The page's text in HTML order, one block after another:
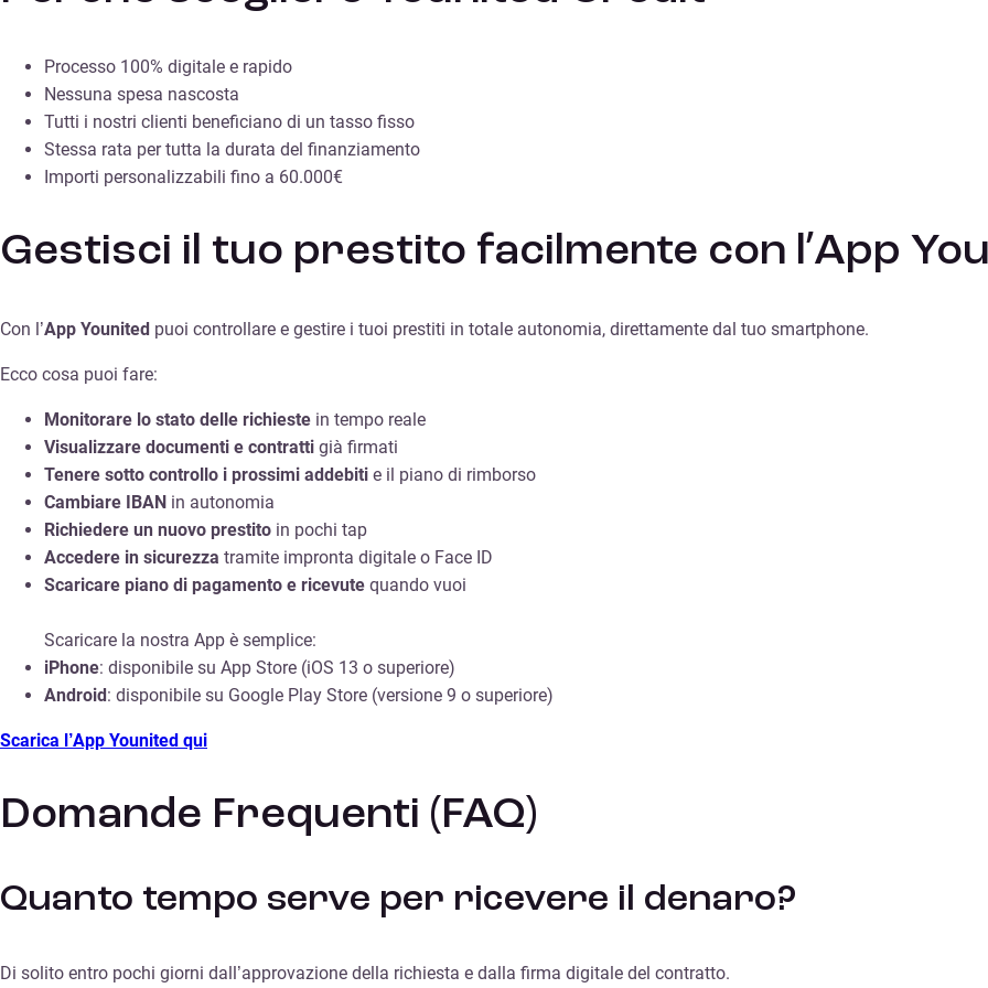
Processo 100% digitale e rapido
Nessuna spesa nascosta
Tutti i nostri clienti beneficiano di un tasso fisso
Stessa rata per tutta la durata del finanziamento
Importi personalizzabili fino a 60.000€
Gestisci il tuo prestito facilmente con l’App
Con l’App Younited puoi controllare e gestire i tuoi prestiti in totale autonomia, direttamente dal tuo smartphone.
Ecco cosa puoi fare:
Monitorare lo stato delle richieste in tempo reale
Visualizzare documenti e contratti già firmati
Tenere sotto controllo i prossimi addebiti e il piano di rimborso
Cambiare IBAN in autonomia
Richiedere un nuovo prestito in pochi tap
Accedere in sicurezza tramite impronta digitale o Face ID
Scaricare piano di pagamento e ricevute quando vuoi
Scaricare la nostra App è semplice:
iPhone: disponibile su App Store (iOS 13 o superiore)
Android: disponibile su Google Play Store (versione 9 o superiore)
Scarica l’App Younited qui
Domande Frequenti (FAQ)
Quanto tempo serve per ricevere il denaro?
Di solito entro pochi giorni dall’approvazione della richiesta e dalla firma digitale del contratto.